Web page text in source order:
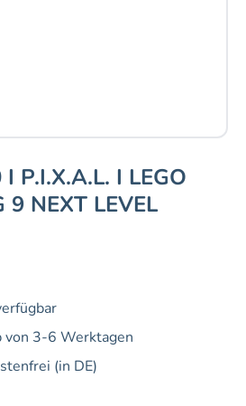
P.I.X.A.L. I LEGO
9 NEXT LEVEL
von 3-6 Werktagen
(in DE)